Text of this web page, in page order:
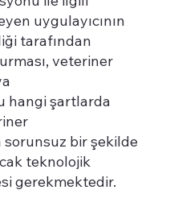
uygulayıcının
tarafından
veteriner
hangi şartlarda
bir şekilde
teknolojik
gerekmektedir.